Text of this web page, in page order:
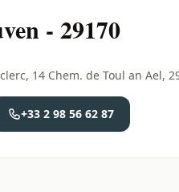
- 29170
14 Chem. de Toul an Ael,
+33 2 98 56 62 87